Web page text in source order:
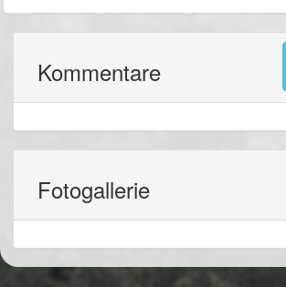
Kommentare
Fotogallerie